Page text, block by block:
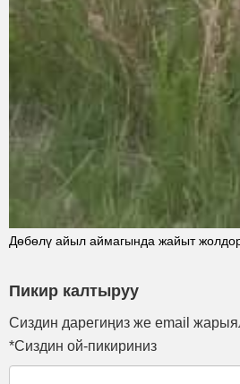
Дөбөлү айыл аймагында жайыт
Пикир калтыруу
Сиздин дарегиңиз же email
*Сиздин ой-пикириниз